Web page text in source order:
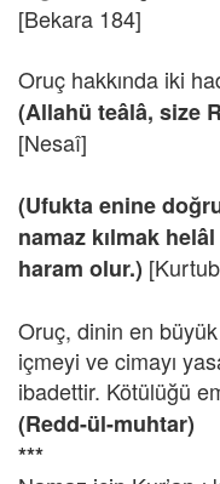
[Bekara 184]
Oruç hakkında iki
(Allahü teâlâ, size
[Nesaî]
(Ufukta enine
namaz kılmak
haram olur.)
Oruç, dinin en
içmeyi ve cimayı
ibadettir. Kötülüğü
(Redd-ül-muhtar)
***